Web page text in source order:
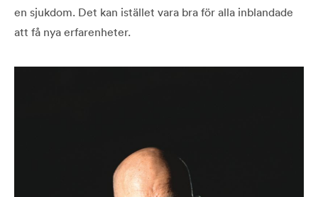
en sjukdom. Det kan istället vara bra för alla inblandade
att få nya erfarenheter.